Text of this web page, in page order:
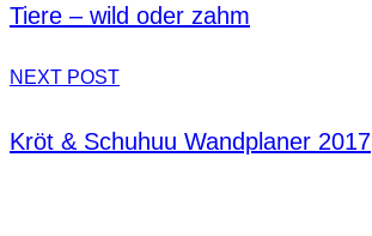
Tiere – wild oder zahm
NEXT POST
Kröt & Schuhuu Wandplaner 2017